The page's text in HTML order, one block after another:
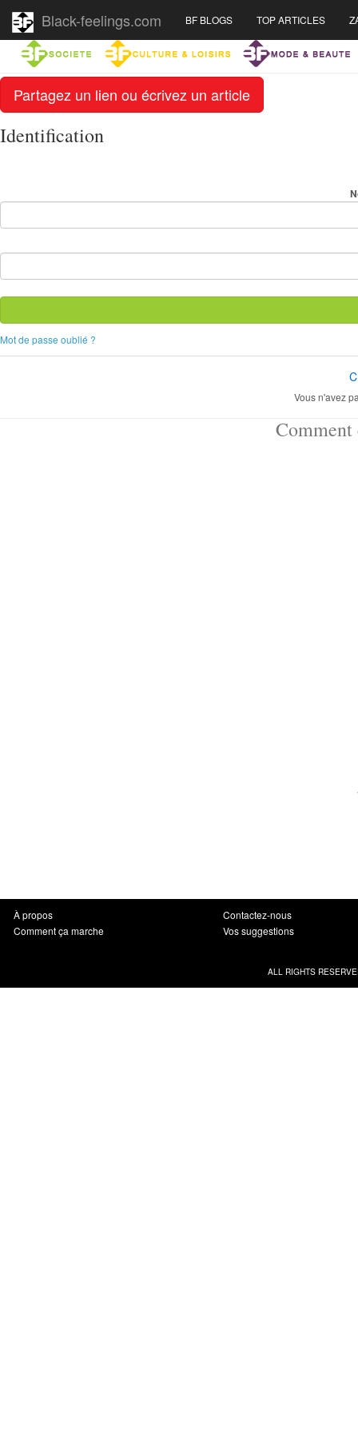
Partagez un lien ou écrivez un article
Black-feelings.com BF BLOGS TOP ARTICLES
Identification
Mot de passe oublié ?
Vous n'avez
Comment
À propos
Comment ça marche
Contactez-nous
Vos suggestions
ALL RIGHTS